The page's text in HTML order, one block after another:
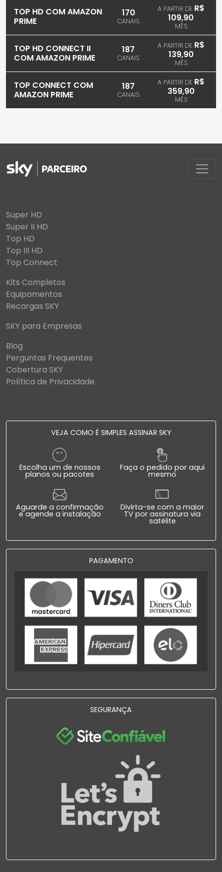
TOP HD COM AMAZON
PRIME
170
CANAIS
A PARTIR DE R$
109,90
MÊS
TOP HD CONNECT II
COM AMAZON PRIME
187
CANAIS
A PARTIR DE R$
139,90
MÊS
TOP CONNECT COM
AMAZON PRIME
187
CANAIS
A PARTIR DE R$
359,90
MÊS
Super HD
Super II HD
Top HD
Top III HD
Top Connect
Kits Completos
Equipamentos
Recargas SKY
SKY para Empresas
Blog
Perguntas Frequentes
Cobertura SKY
Política de Privacidade
VEJA COMO É SIMPLES ASSINAR SKY
Escolha um de nossos
planos ou pacotes
Faça o pedido por aqui
mesmo
Aguarde a confirmação
e agende a instalação
Divirta-se com a maior
TV por assinatura via
satélite
PAGAMENTO
SEGURANÇA